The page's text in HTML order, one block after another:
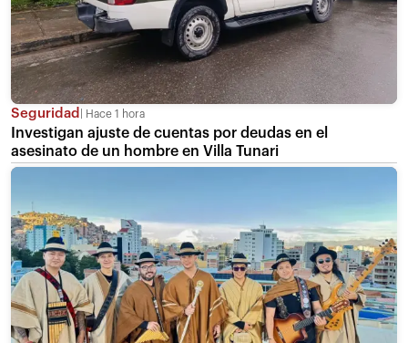
Seguridad Hace 1 hora
Investigan ajuste de cuentas por deudas en el
asesinato de un hombre en Villa Tunari